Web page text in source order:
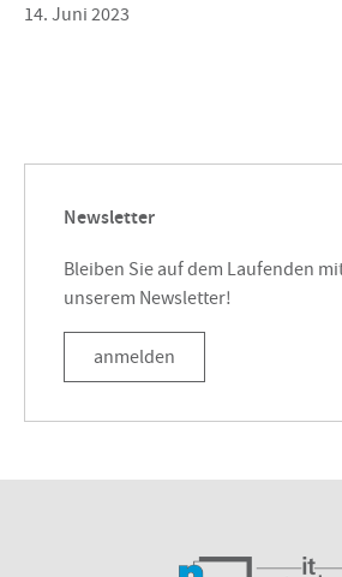
14. Juni 2023
Newsletter
Bleiben Sie auf dem Laufenden
unserem Newsletter!
anmelden